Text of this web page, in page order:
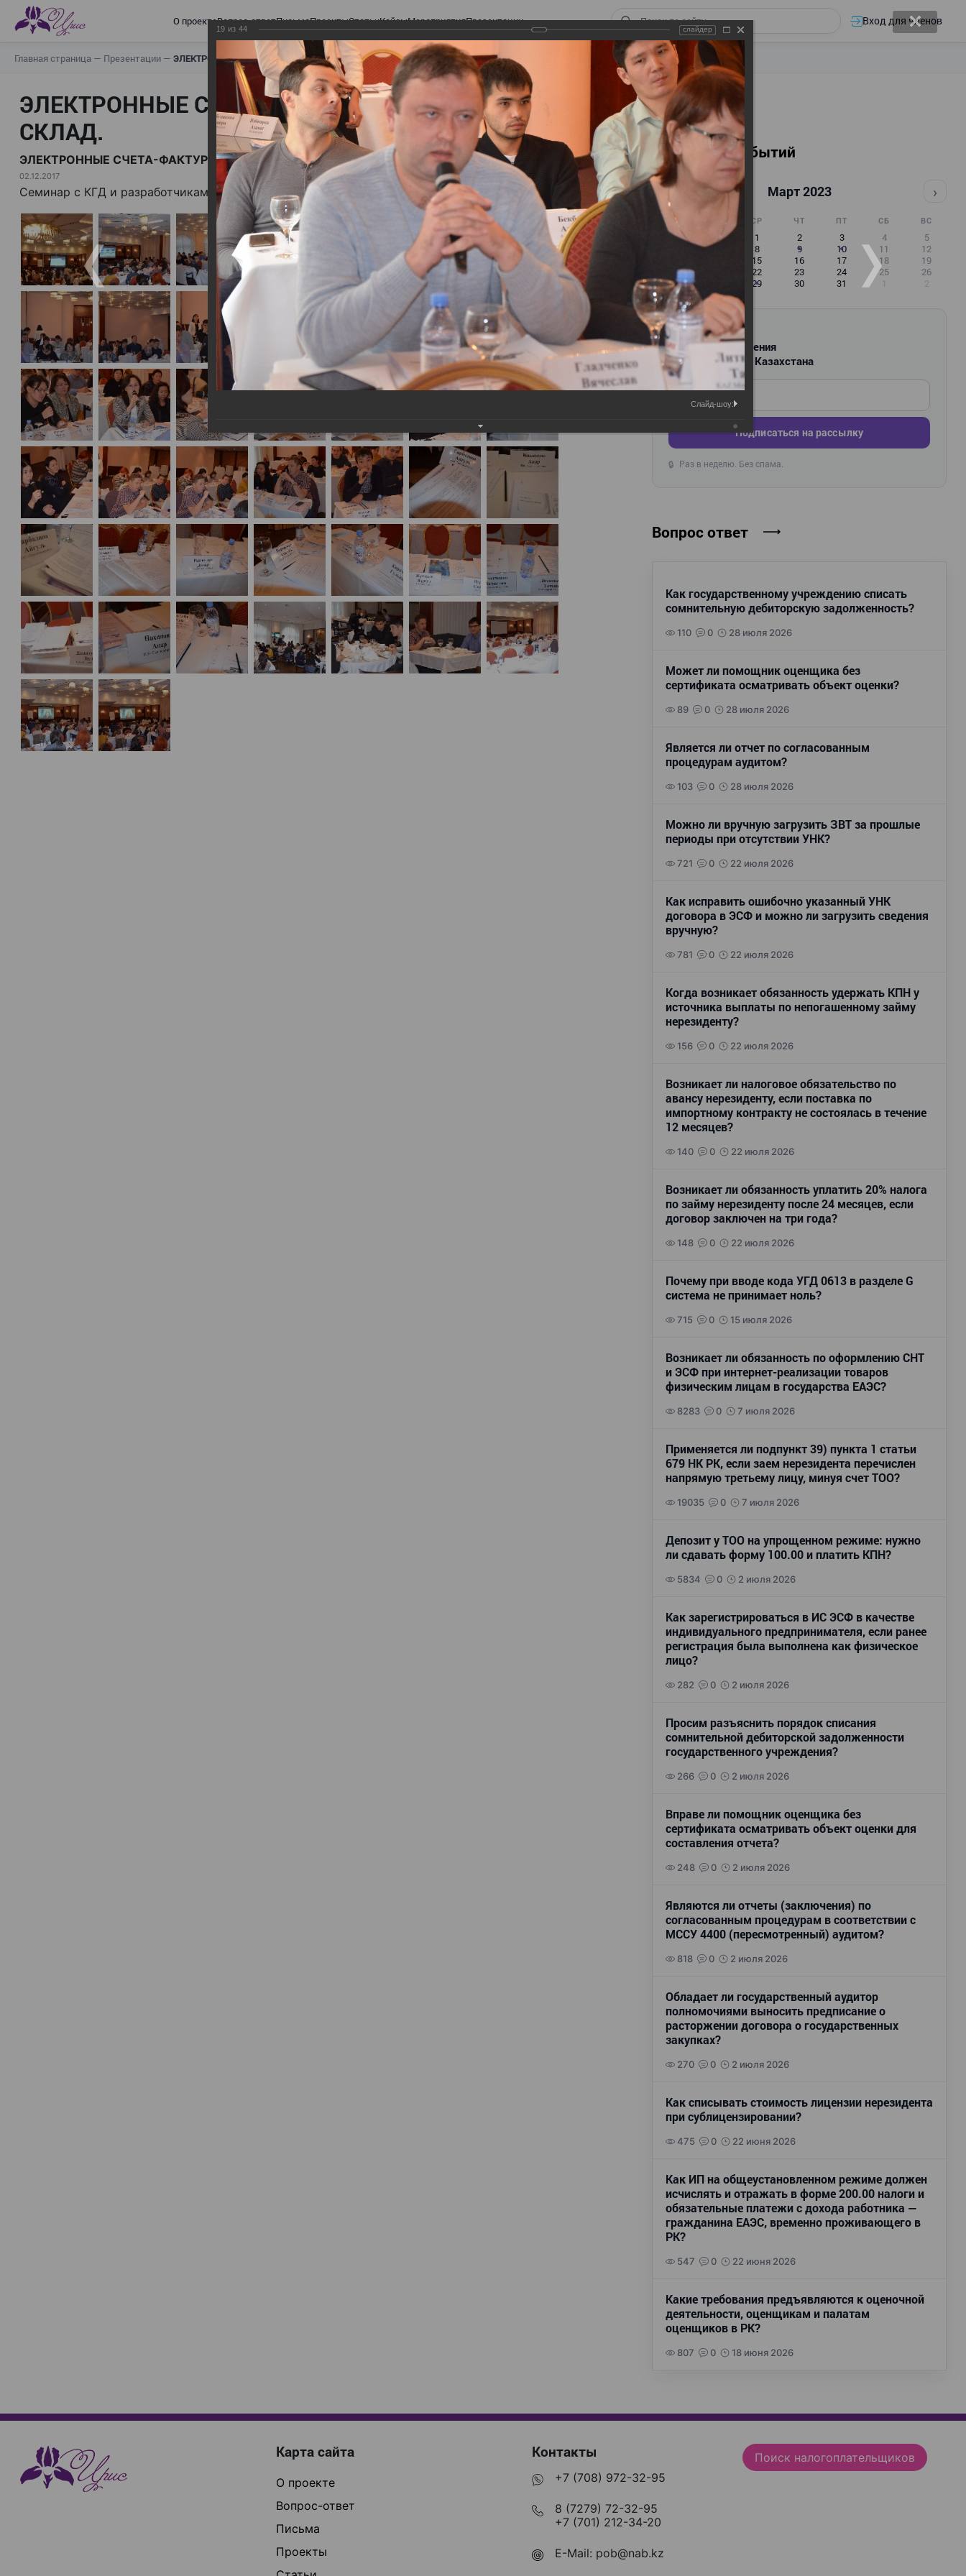
О проектеВопрос-ответПисьмаПроектыСтатьиКейсыМероприятияПрезентации Вход для членов
Главная страница — Презентации — ЭЛЕКТРОННЫЕ СЧЕТА-ФАКТУРЫ. ВИРТУАЛЬНЫЙ СКЛАД.
ЭЛЕКТРОННЫЕ СЧЕТА-ФАКТУРЫ. ВИРТУАЛЬНЫЙ
СКЛАД.
ЭЛЕКТРОННЫЕ СЧЕТА-ФАКТУРЫ. ВИРТУАЛЬНЫЙ СКЛАД.
02.12.2017
Семинар с КГД и разработчиками
Календарь событий
‹ Март 2023 ›
ПН СР ЧТ ПТ СБ ВС
27 28 1 2 3 4
5
7 8 9 10 11
12
15 16 17 18
19
20
22 23 24 25
26
27
29 30 31 1 2
РАССЫЛКА
Новости и изменения
для бухгалтеров Казахстана
Введите ваш e-mail
Подписаться на рассылку
🔒 Раз в неделю. Без спама.
Вопрос ответ
Как государственному учреждению списать
сомнительную дебиторскую задолженность?
110 0 28 июля 2026
Может ли помощник оценщика без
сертификата осматривать объект оценки?
89 0 28 июля 2026
Является ли отчет по согласованным
процедурам аудитом?
103 0 28 июля 2026
Можно ли вручную загрузить ЗВТ за прошлые
периоды при отсутствии УНК?
721 0 22 июля 2026
Как исправить ошибочно указанный УНК
договора в ЭСФ и можно ли загрузить сведения
вручную?
781 0 22 июля 2026
Когда возникает обязанность удержать КПН у
источника выплаты по непогашенному займу
нерезиденту?
156 0 22 июля 2026
Возникает ли налоговое обязательство по
авансу нерезиденту, если поставка по
импортному контракту не состоялась в течение
12 месяцев?
140 0 22 июля 2026
Возникает ли обязанность уплатить 20% налога
по займу нерезиденту после 24 месяцев, если
договор заключен на три года?
148 0 22 июля 2026
Почему при вводе кода УГД 0613 в разделе G
система не принимает ноль?
715 0 15 июля 2026
Возникает ли обязанность по оформлению СНТ
и ЭСФ при интернет-реализации товаров
физическим лицам в государства ЕАЭС?
8283 0 7 июля 2026
Применяется ли подпункт 39) пункта 1 статьи
679 НК РК, если заем нерезидента перечислен
напрямую третьему лицу, минуя счет ТОО?
19035 0 7 июля 2026
Депозит у ТОО на упрощенном режиме: нужно
ли сдавать форму 100.00 и платить КПН?
5834 0 2 июля 2026
Как зарегистрироваться в ИС ЭСФ в качестве
индивидуального предпринимателя, если ранее
регистрация была выполнена как физическое
лицо?
282 0 2 июля 2026
Просим разъяснить порядок списания
сомнительной дебиторской задолженности
государственного учреждения?
266 0 2 июля 2026
Вправе ли помощник оценщика без
сертификата осматривать объект оценки для
составления отчета?
248 0 2 июля 2026
Являются ли отчеты (заключения) по
согласованным процедурам в соответствии с
МССУ 4400 (пересмотренный) аудитом?
818 0 2 июля 2026
Обладает ли государственный аудитор
полномочиями выносить предписание о
расторжении договора о государственных
закупках?
270 0 2 июля 2026
Как списывать стоимость лицензии нерезидента
при сублицензировании?
475 0 22 июня 2026
Как ИП на общеустановленном режиме должен
исчислять и отражать в форме 200.00 налоги и
обязательные платежи с дохода работника —
гражданина ЕАЭС, временно проживающего в
РК?
547 0 22 июня 2026
Какие требования предъявляются к оценочной
деятельности, оценщикам и палатам
оценщиков в РК?
807 0 18 июня 2026
Карта сайта
О проекте
Вопрос-ответ
Письма
Проекты
Контакты
+7 (708) 972-32-95
8 (7279) 72-32-95
+7 (701) 212-34-20
E-Mail: pob@nab.kz
Поиск налогоплательщиков
19 из 44 слайдер
Слайд-шоу: